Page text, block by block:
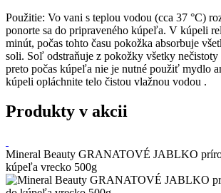
Použitie: Vo vani s teplou vodou (cca 37 °C)
ponorte sa do pripraveného kúpeľa. V kúpeli
minút, počas tohto času pokožka absorbuje
soli. Soľ odstraňuje z pokožky všetky nečistoty
preto počas kúpeľa nie je nutné použiť mydlo
kúpeli opláchnite telo čistou vlažnou vodou .
Produkty v akcii
Mineral Beauty GRANATOVÉ JABLKO
kúpeľa vrecko 500g